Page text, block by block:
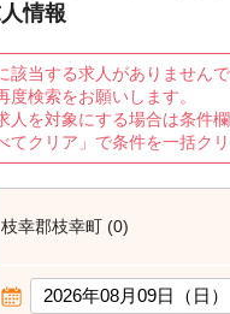
情報
該当する求人がありません
度検索をお願いします。
人を対象にする場合は条件
てクリア」で条件を一括クリ
枝幸郡枝幸町 (0)